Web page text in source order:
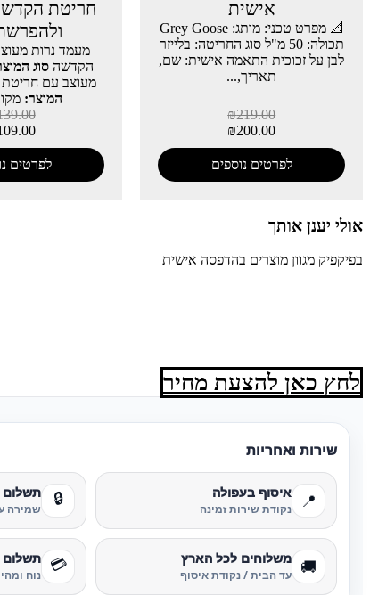
אישית
📐 מפרט טכני: מותג: Grey Goose
תכולה: 50 מ"ל סוג החריטה: בלייזר
לבן על זכוכית התאמה אישית: שם,
תאריך,...
₪219.00
₪200.00
לפרטים נוספים
חריטת
מעמד נרות
הקדשה סוג
מעוצב עם
המוצר:
לפרטים
אולי יענן אותך
בפיקפיק מגוון מוצרים בהדפסה אישית
לחץ כאן להצעת מחיר
שירות ואחריות
📍 איסוף בעפולה
נקודת שירות זמינה 🔒 שמירה
🚚 משלוחים לכל הארץ
עד הבית / נקודת איסוף 💳 נוח